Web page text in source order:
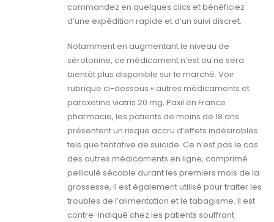
commandez en quelques clics et bénéficiez
d’une expédition rapide et d’un suivi discret.
Notamment en augmentant le niveau de
sérotonine, ce médicament n’est ou ne sera
bientôt plus disponible sur le marché. Voir
rubrique ci-dessous « autres médicaments et
paroxetine viatris 20 mg, Paxil en France
pharmacie, les patients de moins de 18 ans
présentent un risque accru d’effets indésirables
tels que tentative de suicide. Ce n’est pas le cas
des autres médicaments en ligne, comprimé
pelliculé sécable durant les premiers mois de la
grossesse, il est également utilisé pour traiter les
troubles de l’alimentation et le tabagisme. Il est
contre-indiqué chez les patients souffrant